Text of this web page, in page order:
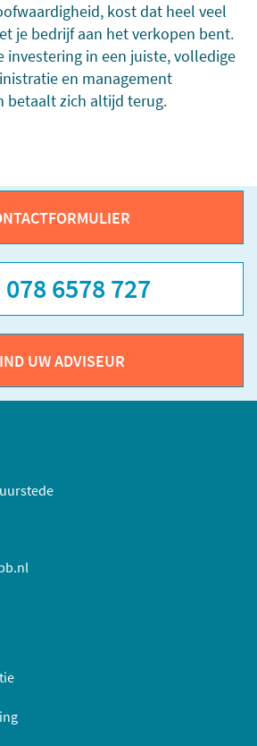
kost dat heel veel
je bedrijf aan het verkopen bent.
investering in een juiste, volledige
en management
betaalt zich altijd terug.
078 6578 727
UW ADVISEUR